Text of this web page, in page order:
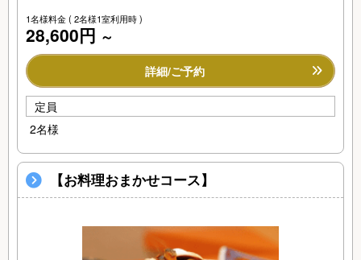
1名様料金( 2名様1室利用時 )
28,600円 ～
詳細/ご予約
定員
2名様
【お料理おまかせコース】